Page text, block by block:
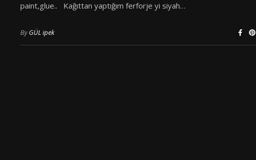
paint,glue.. Kağıttan yaptığım ferforje yi siyah…
ByGÜL ipek